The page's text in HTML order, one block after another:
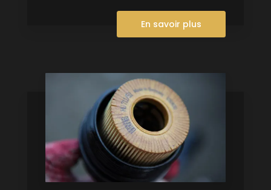
En savoir plus